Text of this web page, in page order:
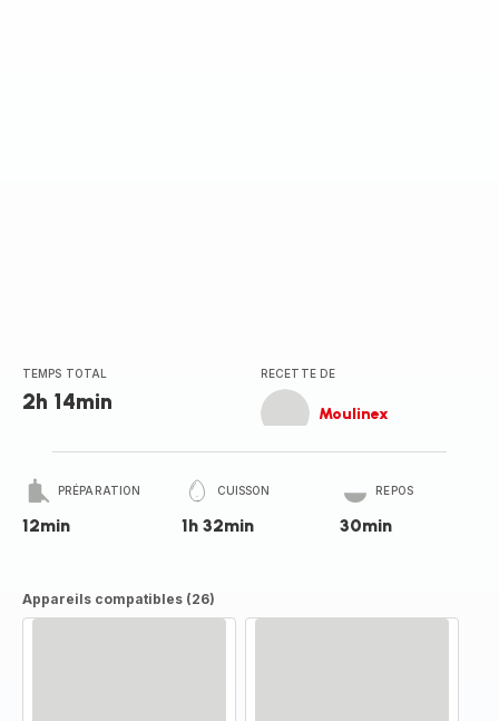
TEMPS TOTAL
2h 14min
RECETTE DE
Moulinex
PRÉPARATION
12min
CUISSON
1h 32min
REPOS
30min
Appareils compatibles (26)